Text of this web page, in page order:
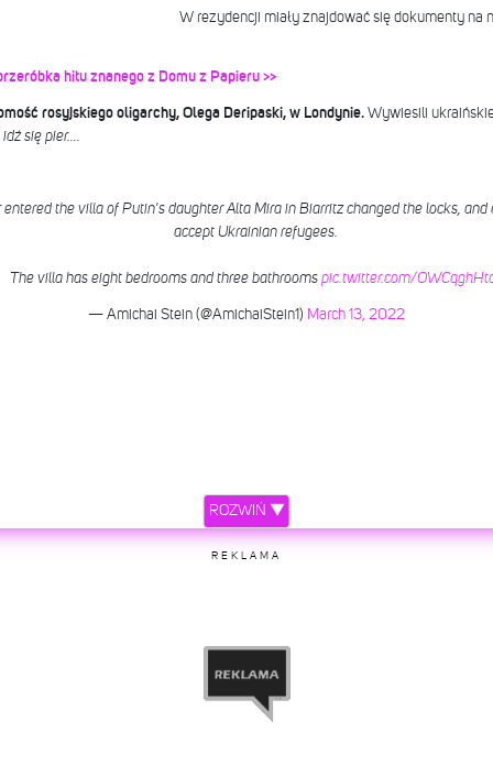
W rezydencji miały znajdować się dokumenty na
hitu znanego z Domu z Papieru >>
rosyjskiego oligarchy, Olega Deripaski, w Londynie.Wywiesili
się pier….
the villa of Putin's daughter Alta Mira in Biarritz changed the locks,
accept Ukrainian refugees.
The villa has eight bedrooms and three bathrooms pic.twitter.com/
— Amichai Stein (@AmichaiStein1) March 13, 2022
ROZWIŃ ▼
REKLAMA